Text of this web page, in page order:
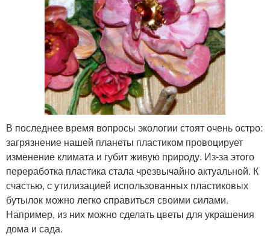
В последнее время вопросы экологии стоят очень остро:
загрязнение нашей планеты пластиком провоцирует
изменение климата и губит живую природу. Из-за этого
переработка пластика стала чрезвычайно актуальной. К
счастью, с утилизацией использованных пластиковых
бутылок можно легко справиться своими силами.
Например, из них можно сделать цветы для украшения
дома и сада.